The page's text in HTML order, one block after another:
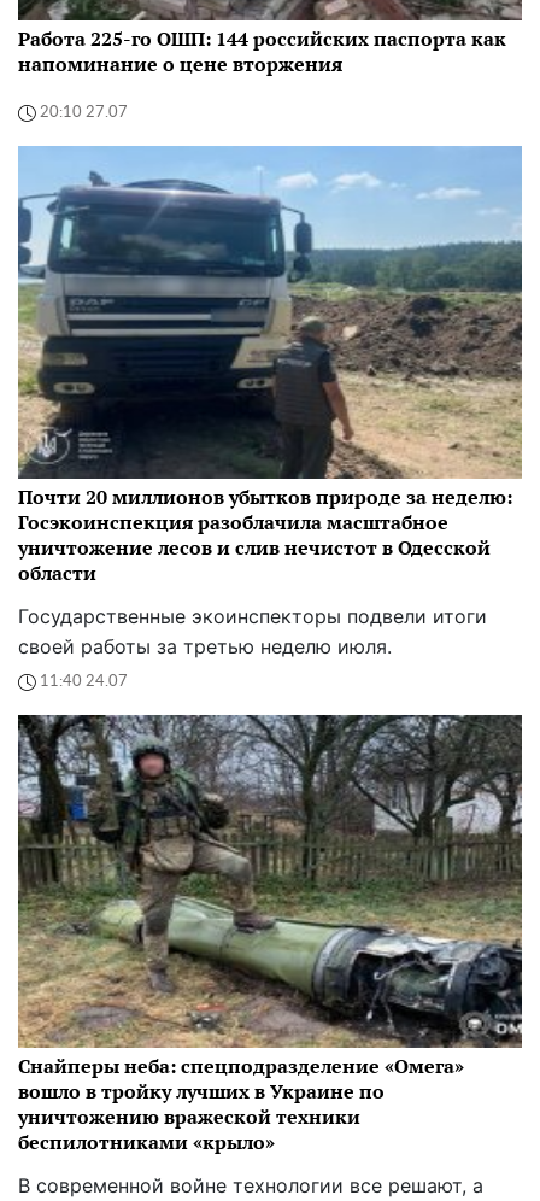
Работа 225-го ОШП: 144 российских паспорта как
напоминание о цене вторжения
20:10 27.07
Почти 20 миллионов убытков природе за неделю:
Госэкоинспекция разоблачила масштабное
уничтожение лесов и слив нечистот в Одесской
области
Государственные экоинспекторы подвели итоги
своей работы за третью неделю июля.
11:40 24.07
Снайперы неба: спецподразделение «Омега»
вошло в тройку лучших в Украине по
уничтожению вражеской техники
беспилотниками «крыло»
В современной войне технологии все решают, а